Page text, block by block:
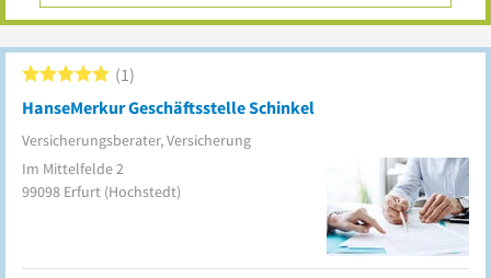
HanseMerkur Geschäftsstelle Schinkel
Versicherungsberater, Versicherung
1
Im Mittelfelde 2
99098 Erfurt (Hochstedt)